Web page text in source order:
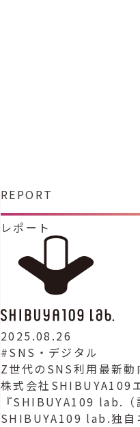
REPORT
レポート
2025.08.26
#SNS・デジタル
Z世代のSNS利用最新
株式会社SHIBUYA109
『SHIBUYA109 lab.（
SHIBUYA109 lab.独自